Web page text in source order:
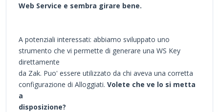
Web Service e sembra girare bene.
A potenziali interessati: abbiamo sviluppato uno
strumento che vi permette di generare una WS Key
direttamente
da Zak. Puo' essere utilizzato da chi aveva una corretta
configurazione di Alloggiati. Volete che ve lo si metta
a
disposizione?